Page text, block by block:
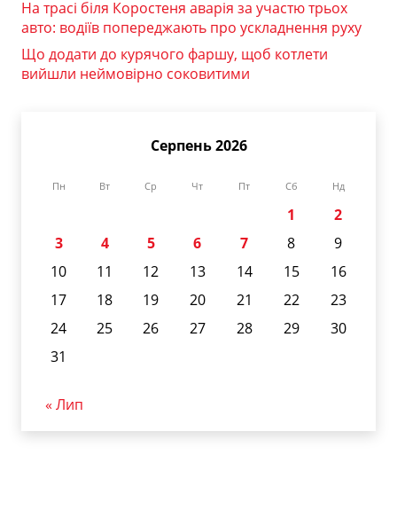
На трасі біля Коростеня аварія за участю трьох
авто: водіїв попереджають про ускладнення руху
Що додати до курячого фаршу, щоб котлети
вийшли неймовірно соковитими
Серпень 2026
Пн Вт Ср Чт Пт Сб Нд
1
2
3
4 5 6 7 8
9
10
11 12 13 14 15
16
17
18 19 20 21 22
23
24
25 26 27 28 29
30
31
« Лип